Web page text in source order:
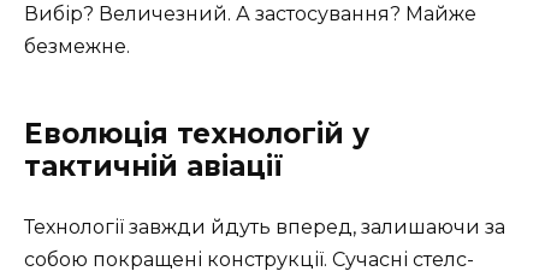
Вибір? Величезний. А застосування? Майже
безмежне.
Еволюція технологій у
тактичній авіації
Технології завжди йдуть вперед, залишаючи за
собою покращені конструкції. Сучасні стелс-